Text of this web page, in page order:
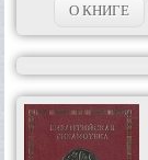
О КНИГЕ